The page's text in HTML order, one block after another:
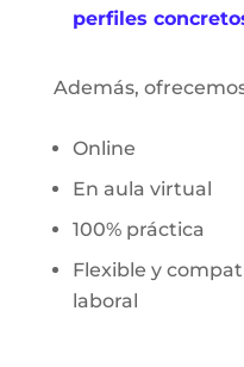
perfiles
Además,
Online
En aula virtual
100% práctica
Flexible y
laboral